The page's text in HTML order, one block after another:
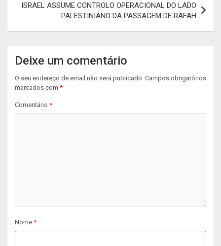
ISRAEL ASSUME CONTROLO OPERACIONAL DO LADO
PALESTINIANO DA PASSAGEM DE RAFAH
Deixe um comentário
O seu endereço de email não será publicado. Campos obrigatórios
marcados com *
Comentário *
Nome *